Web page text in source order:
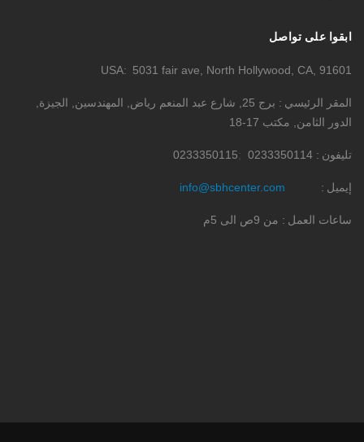
ابقوا على تواصل
USA 5031 fair ave, North Hollywood, CA, 91601
المقر الرئيسي
برج 25, شارع عبد المنعم رياض, المهندسين, الجيزة,
الدور الثامن, مكتب 17-18
تليفون 0233350114
0233350115
إيميل info@sbhcenter.com
ساعات العمل من 9ص الى 5م